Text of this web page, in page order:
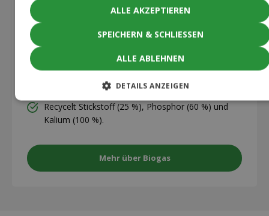
Reduziert NOx-Gase um 70 %.
Nährstoffe werden recycelt.
Produziert von dänischen Biogasanlagen.
Hervorragende Kalt-Eigenschaften bis -82°C.
Recycelt Stickstoff (25 %), Phosphor (60 %) und
Kalium (100 %).
Mehr über Biogas
SPEICHERN & SCHLIESSEN
ALLE AKZEPTIEREN
ALLE ABLEHNEN
DETAILS ANZEIGEN